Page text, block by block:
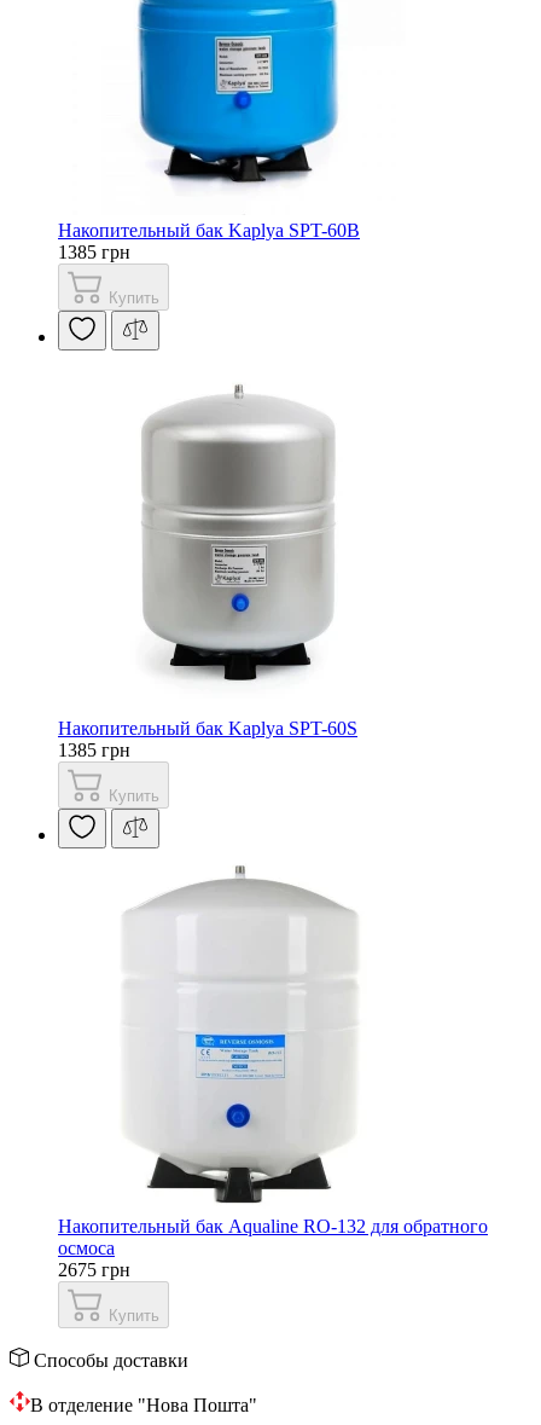
Накопительный бак Kaplya SPT-60B
1385 грн
Купить
Накопительный бак Kaplya SPT-60S
1385 грн
Купить
Накопительный бак Aqualine RO-132 для обратного
осмоса
2675 грн
Купить
Способы доставки
В отделение "Нова Пошта"